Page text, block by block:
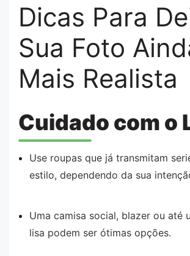
Dicas Para
Sua Foto
Mais Realista
Cuidado com o
Use roupas que já transmitam
estilo, dependendo da sua
Uma camisa social, blazer ou até
lisa podem ser ótimas opções.